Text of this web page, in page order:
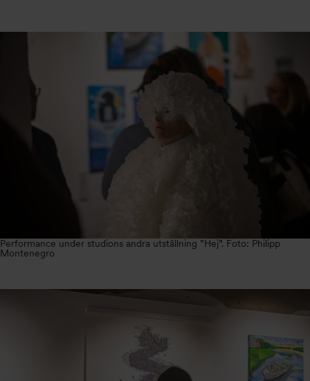
Performance under studions andra utställning ”Hej”. Foto: Philipp
Montenegro